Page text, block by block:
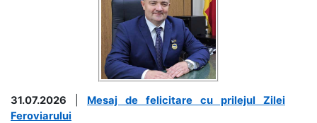
31.07.2026
Mesaj de felicitare cu prilejul Zilei
Feroviarului